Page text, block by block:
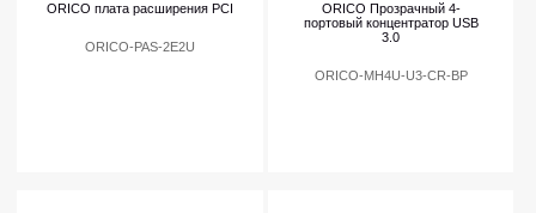
ORICO плата расширения PCI
ORICO-PAS-2E2U
ORICO Прозрачный 4-
портовый концентратор USB
3.0
ORICO-MH4U-U3-CR-BP